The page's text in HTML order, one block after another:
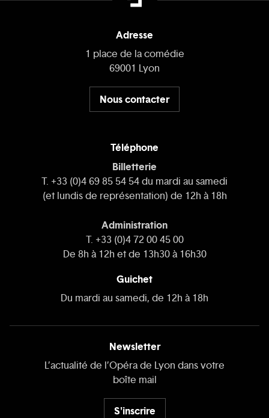
Adresse
1 place de la comédie
69001 Lyon
Nous contacter
Téléphone
Billetterie
T. +33 (0)4 69 85 54 54 du mardi au samedi
(et lundis de représentation) de 12h à 18h
Administration
T. +33 (0)4 72 00 45 00
De 8h à 12h et de 13h30 à 16h30
Guichet
Du mardi au samedi, de 12h à 18h
Newsletter
L’actualité de l’Opéra de Lyon dans votre
boîte mail
S'inscrire